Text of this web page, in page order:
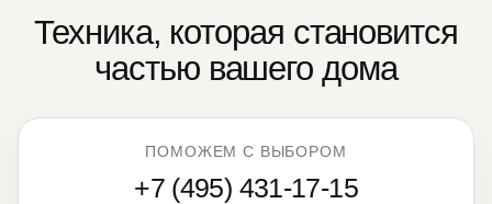
Техника, которая становится
частью вашего дома
ПОМОЖЕМ С ВЫБОРОМ
+7 (495) 431-17-15